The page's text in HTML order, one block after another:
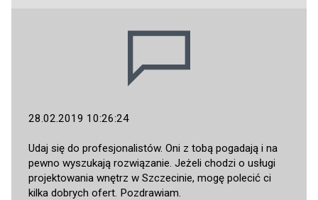
28.02.2019 10:26:24
Udaj się do profesjonalistów. Oni z tobą pogadają i na
pewno wyszukają rozwiązanie. Jeżeli chodzi o usługi
projektowania wnętrz w Szczecinie, mogę polecić ci
kilka dobrych ofert. Pozdrawiam.